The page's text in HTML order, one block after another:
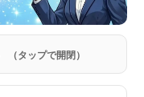
（タップで開閉）